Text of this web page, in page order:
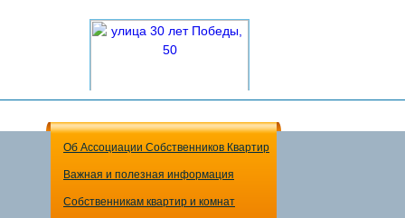
Об Ассоциации Собственников Квартир
Важная и полезная информация
Собственникам квартир и комнат